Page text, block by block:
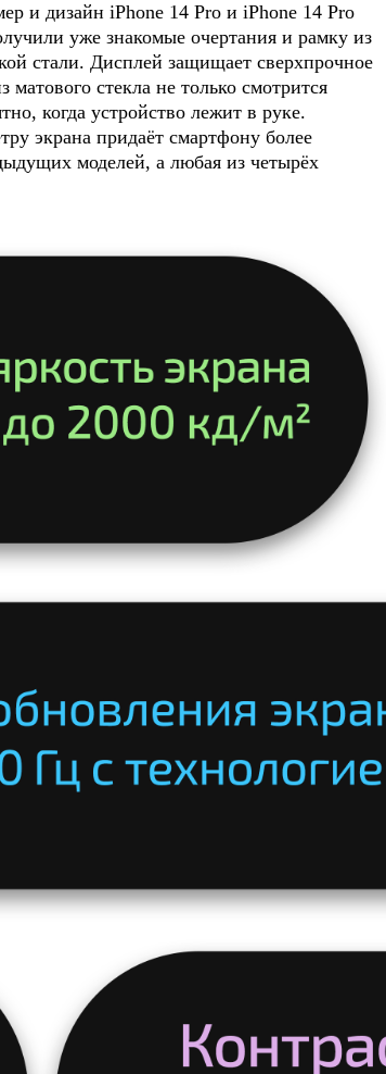
и дизайн iPhone 14 Pro и iPhone 14 Pro
уже знакомые очертания и рамку из
стали. Дисплей защищает сверхпрочное
матового стекла не только смотрится
когда устройство лежит в руке.
экрана придаёт смартфону более
моделей, а любая из четырёх